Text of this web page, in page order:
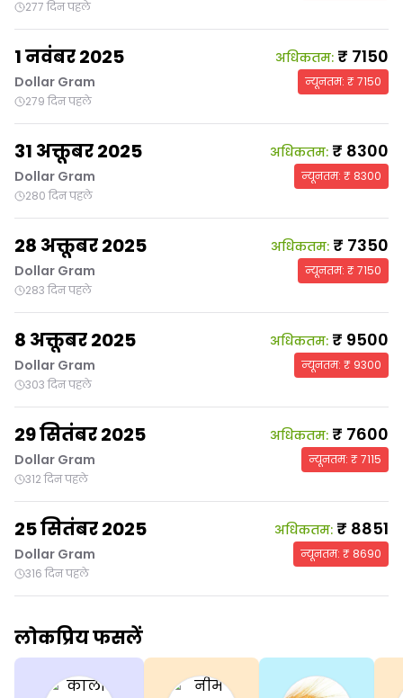
277 दिन पहले
1 नवंबर 2025
Dollar Gram
279 दिन पहले
अधिकतम: ₹ 7150
न्यूनतम: ₹7150
31 अक्तूबर 2025
Dollar Gram
280 दिन पहले
अधिकतम: ₹ 8300
न्यूनतम: ₹ 8300
28 अक्तूबर 2025
Dollar Gram
283 दिन पहले
अधिकतम: ₹ 7350
न्यूनतम: ₹7150
8 अक्तूबर 2025
Dollar Gram
303 दिन पहले
अधिकतम: ₹ 9500
न्यूनतम: ₹ 9300
29 सितंबर 2025
Dollar Gram
312 दिन पहले
अधिकतम: ₹ 7600
न्यूनतम: ₹7115
25 सितंबर 2025
Dollar Gram
316 दिन पहले
अधिकतम: ₹ 8851
न्यूनतम: ₹ 8690
लोकप्रिय फसलें